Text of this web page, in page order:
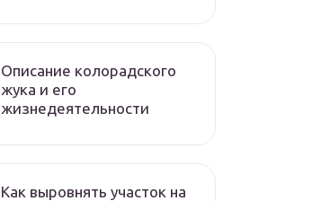
Описание колорадского
жука и его
жизнедеятельности
Как выровнять участок на